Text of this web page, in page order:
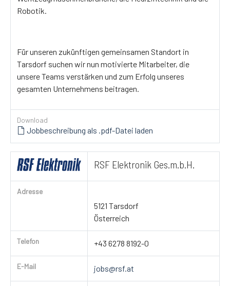
Robotik.
Für unseren zukünftigen gemeinsamen Standort in
Tarsdorf suchen wir nun motivierte Mitarbeiter, die
unsere Teams verstärken und zum Erfolg unseres
gesamten Unternehmens beitragen.
Download
Jobbeschreibung als .pdf-Datei laden
RSF Elektronik Ges.m.b.H.
Adresse
5121 Tarsdorf
Österreich
Telefon +43 6278 8192-0
E-Mail jobs@rsf.at